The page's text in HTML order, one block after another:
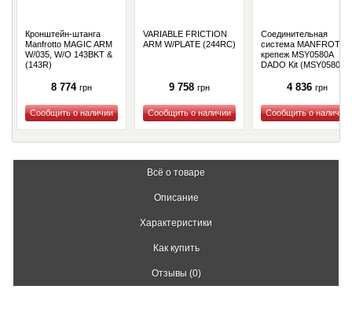
Кронштейн-штанга
Manfrotto MAGIC ARM
W/035, W/O 143BKT &
(143R)
8 774 грн
Купить
VARIABLE FRICTION
ARM W/PLATE (244RC)
9 758 грн
Купить
Соединительная
система MANFROTTO
крепеж MSY0580A
DADO Kit (MSY0580A)
4 836 грн
Купить
Всё о товаре
Описание
Характеристики
Как купить
Отзывы (0)